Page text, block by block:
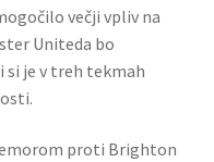
večji vpliv na
Uniteda bo
si je v treh tekmah
proti Brighton